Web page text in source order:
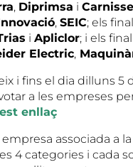
, Diprimsa i
, SEIC; els
i Apliclor; i els
Electric,
i fins el dia dilluns
a les empreses
enllaç
associada a
4 categories i cada